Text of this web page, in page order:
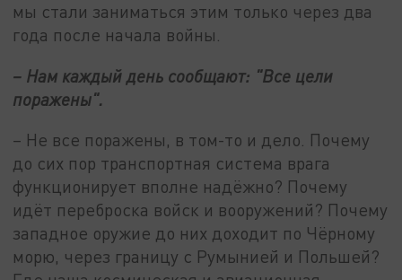
мы стали заниматься этим только через два
года после начала войны.
– Нам каждый день сообщают: "Все цели
поражены".
– Не все поражены, в том-то и дело. Почему
до сих пор транспортная система врага
функционирует вполне надёжно? Почему
идёт переброска войск и вооружений? Почему
западное оружие до них доходит по Чёрному
морю, через границу с Румынией и Польшей?